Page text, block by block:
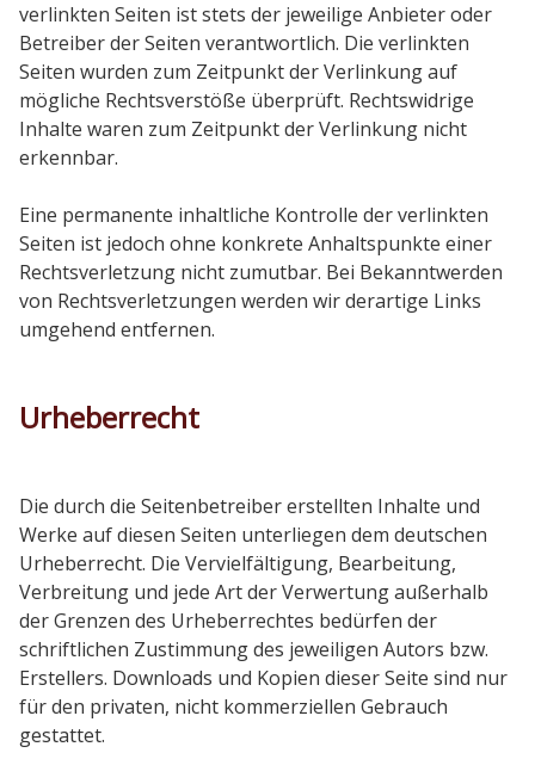
verlinkten Seiten ist stets der jeweilige Anbieter oder
Betreiber der Seiten verantwortlich. Die verlinkten
Seiten wurden zum Zeitpunkt der Verlinkung auf
mögliche Rechtsverstöße überprüft. Rechtswidrige
Inhalte waren zum Zeitpunkt der Verlinkung nicht
erkennbar.
Eine permanente inhaltliche Kontrolle der verlinkten
Seiten ist jedoch ohne konkrete Anhaltspunkte einer
Rechtsverletzung nicht zumutbar. Bei Bekanntwerden
von Rechtsverletzungen werden wir derartige Links
umgehend entfernen.
Urheberrecht
Die durch die Seitenbetreiber erstellten Inhalte und
Werke auf diesen Seiten unterliegen dem deutschen
Urheberrecht. Die Vervielfältigung, Bearbeitung,
Verbreitung und jede Art der Verwertung außerhalb
der Grenzen des Urheberrechtes bedürfen der
schriftlichen Zustimmung des jeweiligen Autors bzw.
Erstellers. Downloads und Kopien dieser Seite sind nur
für den privaten, nicht kommerziellen Gebrauch
gestattet.